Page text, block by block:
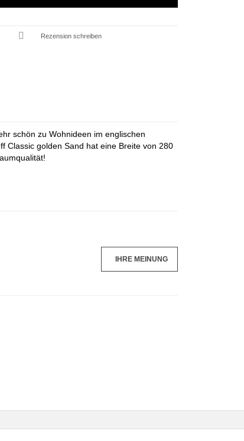
Rezension schreiben
schön zu Wohnideen im englischen
Classic golden Sand hat eine Breite von 280
IHRE MEINUNG